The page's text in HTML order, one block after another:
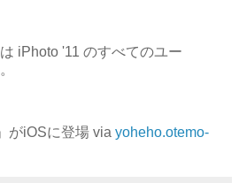
iPhoto '11 のすべてのユー
がiOSに登場 via yoheho.otemo-